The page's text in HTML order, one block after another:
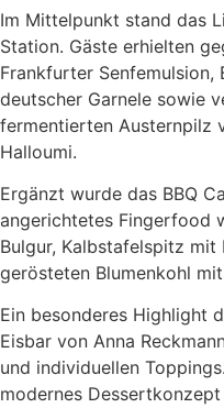
Im Mittelpunkt stand das
Station. Gäste erhielten
Frankfurter Senfemulsion,
deutscher Garnele sowie
fermentierten Austernpilz
Halloumi.
Ergänzt wurde das BBQ
angerichtetes Fingerfood
Bulgur, Kalbstafelspitz
gerösteten Blumenkohl
Ein besonderes Highlight
Eisbar von Anna
und individuellen
modernes